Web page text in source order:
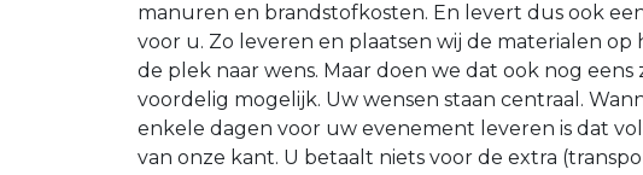
manuren en brandstofkosten. En levert dus ook
voor u. Zo leveren en plaatsen wij de materialen op
de plek naar wens. Maar doen we dat ook nog eens
voordelig mogelijk. Uw wensen staan centraal.
enkele dagen voor uw evenement leveren is dat
van onze kant. U betaalt niets voor de extra